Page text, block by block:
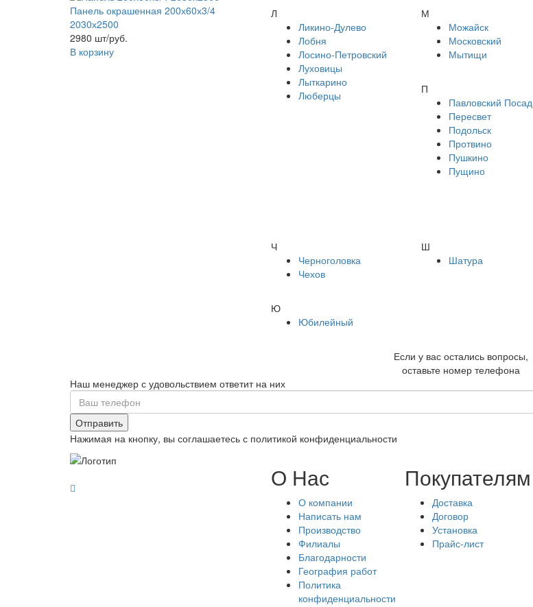
Панель окрашенная 200х60х3/4
2030х2500
2980 шт/руб.
В корзину
Л
Ликино-Дулево
Лобня
Лосино-Петровский
Луховицы
Лыткарино
Люберцы
М
Можайск
Московский
Мытищи
П
Павловский Посад
Пересвет
Подольск
Протвино
Пушкино
Пущино
Ч
Черноголовка
Чехов
Ш
Шатура
Ю
Юбилейный
Если у вас остались вопросы,
оставьте номер телефона
Наш менеджер с удовольствием ответит на них
Отправить
Нажимая на кнопку, вы соглашаетесь с политикой конфиденциальности
О Нас
О компании
Написать нам
Производство
Филиалы
Благодарности
География работ
Политика
конфиденциальности
Покупателям
Доставка
Договор
Установка
Прайс-лист